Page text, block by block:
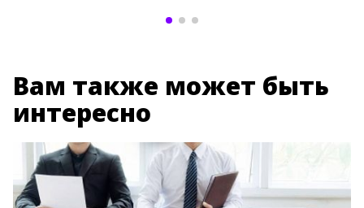
Вам также может быть
интересно